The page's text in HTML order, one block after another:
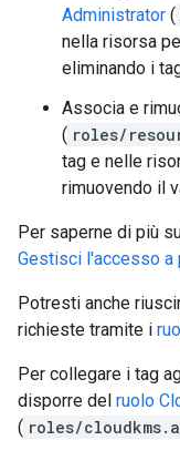
Administrator (
nella risorsa
eliminando i
Associa e
( roles/
tag e nelle
rimuovendo il
Per saperne di più
Gestisci l'accesso a
Potresti anche
richieste tramite i
Per collegare i tag
disporre del ruolo
( roles/